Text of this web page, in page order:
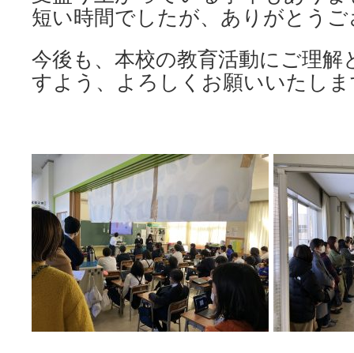
短い時間でしたが、ありがとう
今後も、本校の教育活動にご理
すよう、よろしくお願いいたし